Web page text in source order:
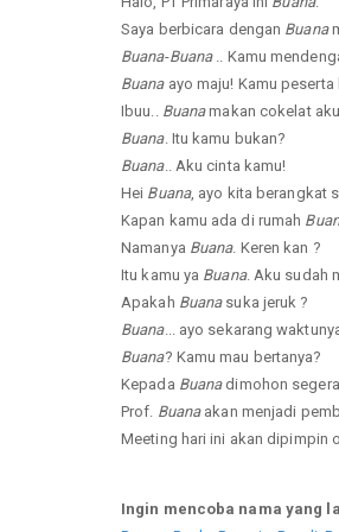
Saya berbicara dengan Buana
Buana-Buana.. Kamu
Buanaayo maju! Kamu peserta
Ibuu.. Buanamakan cokelat aku
Buana. Itu kamu bukan?
Buana.. Aku cinta kamu!
Hei Buana, ayo kita berangkat
Kapan kamu ada di rumah
Namanya Buana. Keren kan ?
Itu kamu ya Buana. Aku sudah
Apakah Buanasuka jeruk ?
Buana... ayo sekarang
Buana? Kamu mau bertanya?
Kepada Buanadimohon
Prof. Buanaakan menjadi
Meeting hari ini akan dipimpin
Ingin mencoba nama yang